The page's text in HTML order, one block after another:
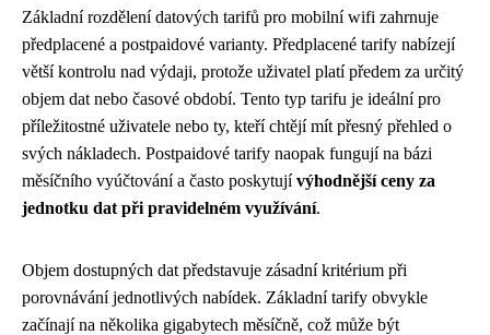
Základní rozdělení datových tarifů pro mobilní wifi zahrnuje
předplacené a postpaidové varianty. Předplacené tarify nabízejí
větší kontrolu nad výdaji, protože uživatel platí předem za určitý
objem dat nebo časové období. Tento typ tarifu je ideální pro
příležitostné uživatele nebo ty, kteří chtějí mít přesný přehled o
svých nákladech. Postpaidové tarify naopak fungují na bázi
měsíčního vyúčtování a často poskytujívýhodnější ceny za
jednotku dat při pravidelném využívání.
Objem dostupných dat představuje zásadní kritérium při
porovnávání jednotlivých nabídek. Základní tarify obvykle
začínají na několika gigabytech měsíčně, což může být